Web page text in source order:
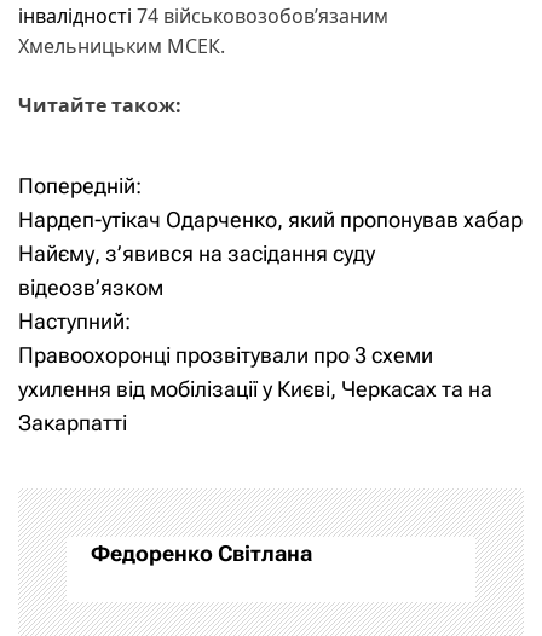
інвалідності 74 військовозобовʼязаним
Хмельницьким МСЕК.
Читайте також:
Н
а
в
і
г
ц
і
я
Попередній:
Нардеп-утікач Одарченко, який пропонував хабар
Найєму, з’явився на засідання суду
відеозв’язком
Наступний:
Правоохоронці прозвітували про 3 схеми
ухилення від мобілізації у Києві, Черкасах та на
Закарпатті
Федоренко Світлана